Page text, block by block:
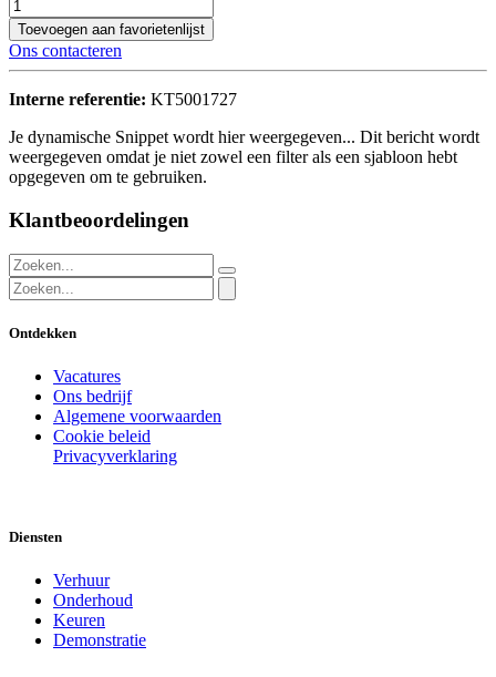
Toevoegen aan favorietenlijst
Ons contacteren
Interne referentie: KT5001727
Je dynamische Snippet wordt hier weergegeven... Dit bericht wordt
weergegeven omdat je niet zowel een filter als een sjabloon hebt
opgegeven om te gebruiken.
Klantbeoordelingen
Ontdekken
Vacatures
Ons bedrijf
Algemene voorwaarden
Cookie beleid
Privacyverklaring
Diensten
Verhuur
Onderhoud
Keuren
Demonstratie